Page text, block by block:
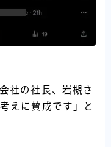
社の社長、岩槻さ
えに賛成です」と